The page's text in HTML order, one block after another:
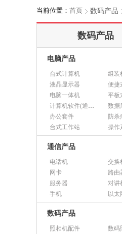
当前位置： 首页 数码产品
数码产品
电脑产品
台式计算机
组装
液晶显示器
便捷
电脑一体机
计算机软件(通用软件)
数据
办公套件
防杀
台式工作站
操作
通信产品
电话机
交换
网卡
路由
服务器
对讲
手机
以太
数码产品
照相机配件
数码